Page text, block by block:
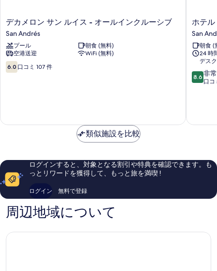
示
す
る
デ
カ
メ
ロ
ン
サ
ン
ー
ク
ー
シ
Andrés
デカメロン サン ルイス - オールインクルーシブ
San Andrés
プール
朝食 (無料)
空港送迎
WiFi (無料)
10
段
ミ
の
コ
ミ
6.0 口コミ 107 件
ホ
テ
ル・
グ
ラ
ド・
カ
ホテ
San
朝食 (
24 時
デスク
10
段
常
口
コ
8.6 非
口コ
類似施設を比較
ログインすると、対象となる割引や特典を確認できます。も
っとリワードを獲得して、もっと旅を満喫 !
ログイン 無料で登録
周辺地域について